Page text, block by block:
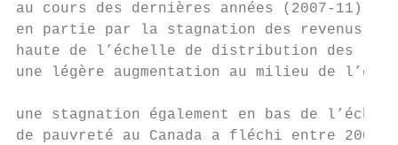
au cours des dernières années (2007-
en partie par la stagnation des revenus à
haute de l’échelle de distribution
une légère augmentation au milieu de
une stagnation également en bas de
de pauvreté au Canada a fléchi entre